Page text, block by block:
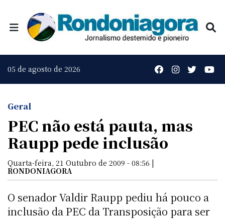
05 de agosto de 2026
Geral
PEC não está pauta, mas
Raupp pede inclusão
Quarta-feira, 21 Outubro de 2009 - 08:56 |
RONDONIAGORA
O senador Valdir Raupp pediu há pouco a
inclusão da PEC da Transposição para ser